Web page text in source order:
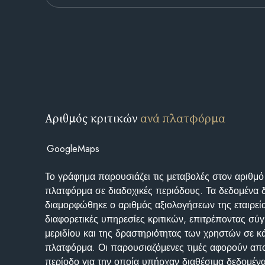
Αριθμός κριτικών ανά πλατφόρμα
GoogleMaps
Το γράφημα παρουσιάζει τις μεταβολές στον
πλατφόρμα σε διαδοχικές περιόδους. Τα δεδομένα
διαμορφώθηκε ο αριθμός αξιολογήσεων της
διαφορετικές υπηρεσίες κριτικών, επιτρέποντας
μεριδίου και της δραστηριότητας των χρηστών σε
πλατφόρμα. Οι παρουσιαζόμενες τιμές αφορούν
περίοδο για την οποία υπήρχαν διαθέσιμα